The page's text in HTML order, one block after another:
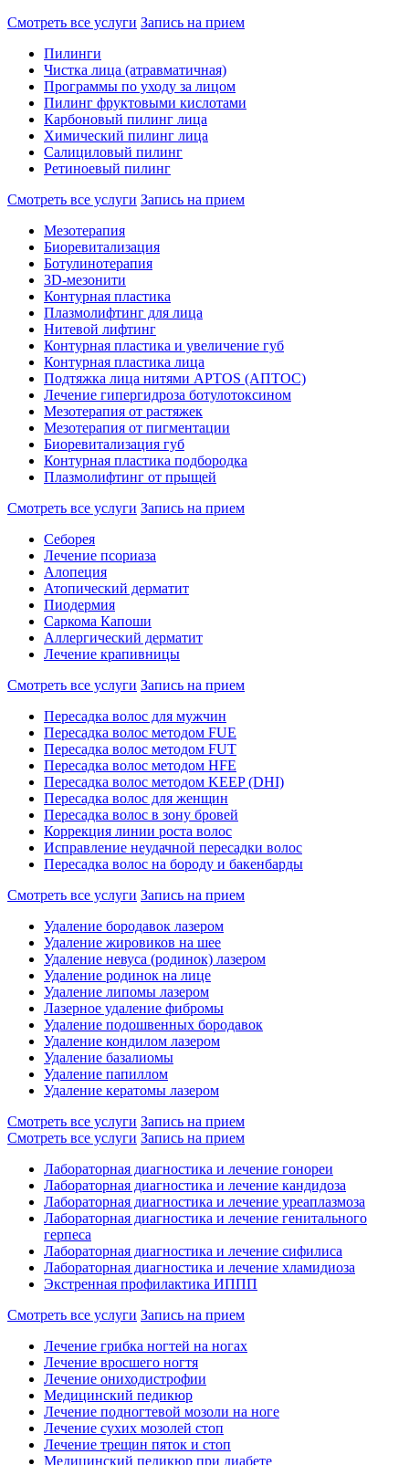
Смотреть все услуги Запись на прием
Пилинги
Чистка лица (атравматичная)
Программы по уходу за лицом
Пилинг фруктовыми кислотами
Карбоновый пилинг лица
Химический пилинг лица
Салициловый пилинг
Ретиноевый пилинг
Смотреть все услуги Запись на прием
Мезотерапия
Биоревитализация
Ботулинотерапия
3D-мезонити
Контурная пластика
Плазмолифтинг для лица
Нитевой лифтинг
Контурная пластика и увеличение губ
Контурная пластика лица
Подтяжка лица нитями APTOS (АПТОС)
Лечение гипергидроза ботулотоксином
Мезотерапия от растяжек
Мезотерапия от пигментации
Биоревитализация губ
Контурная пластика подбородка
Плазмолифтинг от прыщей
Смотреть все услуги Запись на прием
Себорея
Лечение псориаза
Алопеция
Атопический дерматит
Пиодермия
Саркома Капоши
Аллергический дерматит
Лечение крапивницы
Смотреть все услуги Запись на прием
Пересадка волос для мужчин
Пересадка волос методом FUE
Пересадка волос методом FUT
Пересадка волос методом HFE
Пересадка волос методом KEEP (DHI)
Пересадка волос для женщин
Пересадка волос в зону бровей
Коррекция линии роста волос
Исправление неудачной пересадки волос
Пересадка волос на бороду и бакенбарды
Смотреть все услуги Запись на прием
Удаление бородавок лазером
Удаление жировиков на шее
Удаление невуса (родинок) лазером
Удаление родинок на лице
Удаление липомы лазером
Лазерное удаление фибромы
Удаление подошвенных бородавок
Удаление кондилом лазером
Удаление базалиомы
Удаление папиллом
Удаление кератомы лазером
Смотреть все услуги Запись на прием
Смотреть все услуги Запись на прием
Лабораторная диагностика и лечение гонореи
Лабораторная диагностика и лечение кандидоза
Лабораторная диагностика и лечение уреаплазмоза
Лабораторная диагностика и лечение генитального
герпеса
Лабораторная диагностика и лечение сифилиса
Лабораторная диагностика и лечение хламидиоза
Экстренная профилактика ИППП
Смотреть все услуги Запись на прием
Лечение грибка ногтей на ногах
Лечение вросшего ногтя
Лечение ониходистрофии
Медицинский педикюр
Лечение подногтевой мозоли на ноге
Лечение сухих мозолей стоп
Лечение трещин пяток и стоп
Медицинский педикюр при диабете